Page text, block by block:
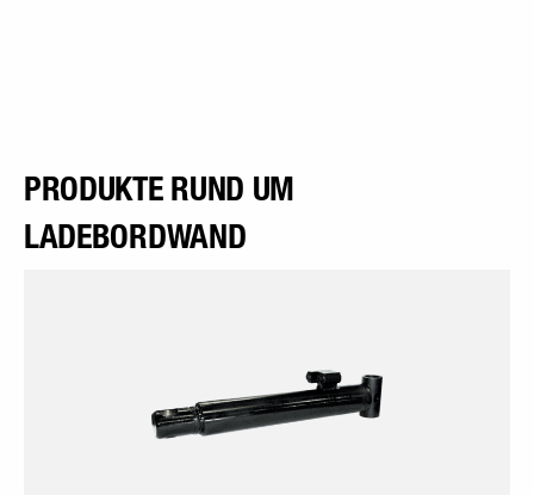
PRODUKTE RUND UM
LADEBORDWAND